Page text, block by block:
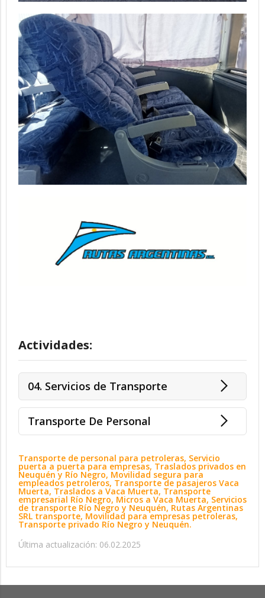
Actividades:
04. Servicios de Transporte
Transporte De Personal
Transporte de personal para petroleras, Servicio
puerta a puerta para empresas, Traslados privados en
Neuquén y Río Negro, Movilidad segura para
empleados petroleros, Transporte de pasajeros Vaca
Muerta, Traslados a Vaca Muerta, Transporte
empresarial Río Negro, Micros a Vaca Muerta, Servicios
de transporte Río Negro y Neuquén, Rutas Argentinas
SRL transporte, Movilidad para empresas petroleras,
Transporte privado Río Negro y Neuquén.
Última actualización: 06.02.2025